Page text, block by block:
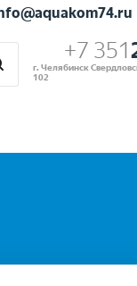
+7 351
г. Челябинск
102